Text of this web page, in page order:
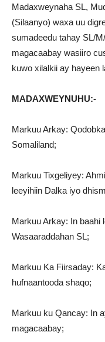
Madaxweynaha SL,
(Silaanyo) waxa uu
sumadeedu tahay SL/
magacaabay wasiiro
kuwo xilalkii ay hayeen
MADAXWEYNUHU:-
Markuu Arkay:
Somaliland;
Markuu Tixgeliyey:
leeyihiin Dalka iyo
Markuu Arkay: In baahi
Wasaaraddahan SL;
Markuu Ka Fiirsaday:
hufnaantooda shaqo;
Markuu ku Qancay: In
magacaabay;